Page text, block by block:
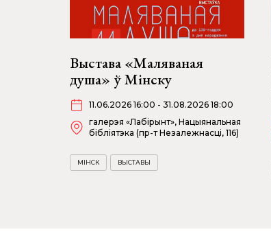
Выстава «Маляваная
душа» ў Мінску
11.06.2026 16:00 - 31.08.2026 18:00
галерэя «Лабірынт», Нацыянальная
бібліятэка (пр-т Незалежнасці, 116)
МІНСК ВЫСТАВЫ